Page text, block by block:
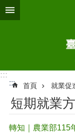
跳到主要內容區塊
:::
:::
首頁 就業促
短期就業
轉知｜農業部115